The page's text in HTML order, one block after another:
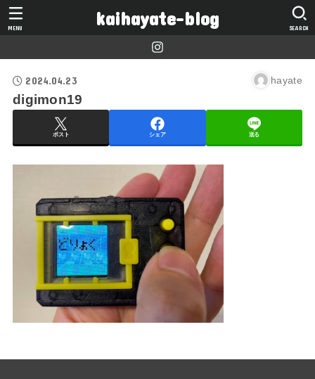
kaihayate-blog SEARCH
MENU
2024.04.23 hayate
digimon19
ポスト シェア 送る